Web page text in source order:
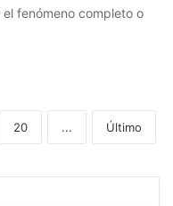
fenómeno completo o
20 ... Último